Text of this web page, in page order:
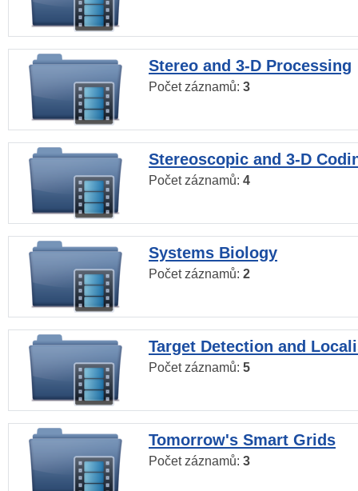
Stereo and 3-D Processing
Počet záznamů: 3
Stereoscopic and 3-D
Počet záznamů: 4
Systems Biology
Počet záznamů: 2
Target Detection and
Počet záznamů: 5
Tomorrow's Smart Grids
Počet záznamů: 3